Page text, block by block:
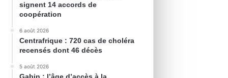
signent 14 accords de
coopération
6 août 2026
Centrafrique : 720 cas de choléra
recensés dont 46 décès
5 août 2026